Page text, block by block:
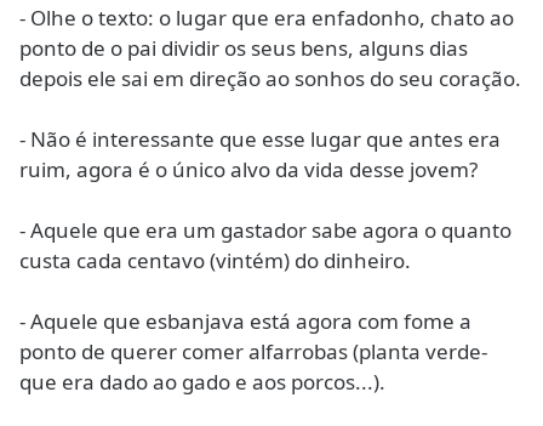
- Olhe o texto: o lugar que era enfadonho, chato ao
ponto de o pai dividir os seus bens, alguns dias
depois ele sai em direção ao sonhos do seu coração.
- Não é interessante que esse lugar que antes era
ruim, agora é o único alvo da vida desse jovem?
- Aquele que era um gastador sabe agora o quanto
custa cada centavo (vintém) do dinheiro.
- Aquele que esbanjava está agora com fome a
ponto de querer comer alfarrobas (planta verde-
que era dado ao gado e aos porcos...).